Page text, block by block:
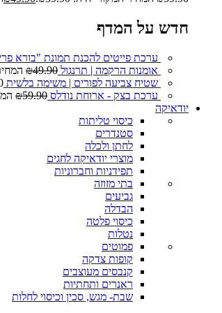
חדש על המדף
ערכת פייטים להכנת תמונת "בורא
אומנות הרקמה | תרנגול
₪49.90 המחיר
שטיח צביעה לפורים | משימה בלשית
ערכת בצק - ארוחת נודלס
₪59.90
יודאיקה
כיסוי טליתות
סטנדרים
לחתן ולכלה
מוצרי יודאיקה לחגים
תפידניות וחברוניות
בתי מזוזה
גביעים
הבדלה
כיסוי פלטה
נטלות
פמוטים
קופות צדקה
קנבסים מעוצבים
ראנרים ותחתיות
שבת- מגש, סכין וכיסוי לחלות